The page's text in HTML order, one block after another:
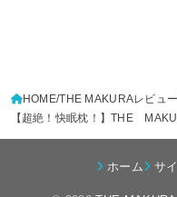
HOME THE MAKURAレビュ
【超絶！快眠枕！】THE
ホーム サ